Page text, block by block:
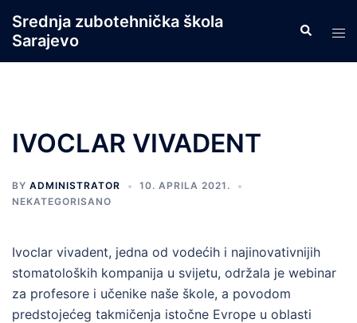
content
Srednja zubotehnička škola
Sarajevo
Search
IVOCLAR VIVADENT
BY ADMINISTRATOR
10. APRILA 2021.
NEKATEGORISANO
Ivoclar vivadent, jedna od vodećih i najinovativnijih
stomatoloških kompanija u svijetu, održala je webinar
za profesore i učenike naše škole, a povodom
predstojećeg takmičenja istočne Evrope u oblasti